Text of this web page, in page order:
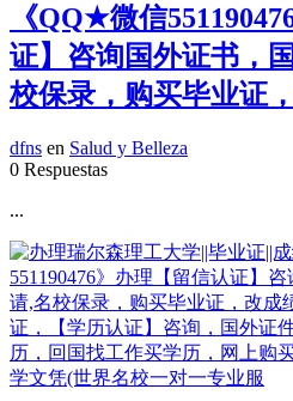
《QQ★微信
证】咨询国外证书，
校保录，购买毕业证
dfns en Salud y Belleza
0 Respuestas
...